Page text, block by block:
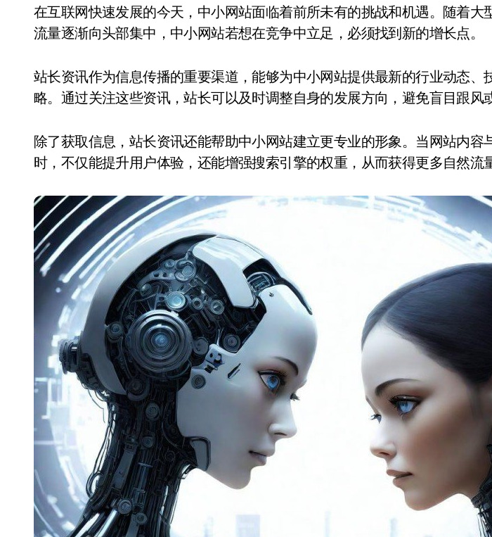
在互联网快速发展的今天，中小网站面临着前所未有的挑战和机遇。随着大型平台的崛起，用户
流量逐渐向头部集中，中小网站若想在竞争中立足，必须找到新的增长点。
站长资讯作为信息传播的重要渠道，能够为中小网站提供最新的行业动态、
略。通过关注这些资讯，站长可以及时调整自身的发展方向，避免盲目跟风
除了获取信息，站长资讯还能帮助中小网站建立更专业的形象。当网站内容
时，不仅能提升用户体验，还能增强搜索引擎的权重，从而获得更多自然流